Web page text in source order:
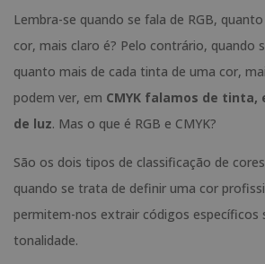
Lembra-se quando se fala de RGB,
cor, mais claro é? Pelo contrário, quando
quanto mais de cada tinta de uma cor,
podem ver, em CMYK falamos de tinta,
de luz. Mas o que é RGB e CMYK?
São os dois tipos de classificação de
quando se trata de definir uma cor
permitem-nos extrair códigos específicos
tonalidade.